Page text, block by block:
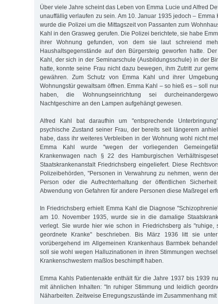
Über viele Jahre scheint das Leben von Emma Lucie und Alfred
unauffällig verlaufen zu sein. Am 10. Januar 1935 jedoch – Emma
wurde die Polizei um die Mittagszeit von Passanten zum
Kahl in den Grasweg gerufen. Die Polizei berichtete, sie habe
ihrer Wohnung gefunden, von dem sie laut schreiend
Haushaltsgegenstände auf den Bürgersteig geworfen hatte.
Kahl, der sich in der Seminarschule (Ausbildungsschule) in der
hatte, konnte seine Frau nicht dazu bewegen, ihm Zutritt zur
gewähren. Zum Schutz von Emma Kahl und ihrer
Wohnungstür gewaltsam öffnen. Emma Kahl – so hieß es – soll
haben, die Wohnungseinrichtung sei
Nachtgeschirre an den Lampen aufgehängt gewesen.
Alfred Kahl bat daraufhin um "entsprechende
psychische Zustand seiner Frau, der bereits seit längerem
habe, dass ihr weiteres Verbleiben in der Wohnung wohl nicht
Emma Kahl wurde "wegen der vorliegenden
Krankenwagen nach § 22 des Hamburgischen
Staatskrankenanstalt Friedrichsberg eingeliefert. Diese
Polizeibehörden, "Personen in Verwahrung zu nehmen, wenn
Person oder die Aufrechterhaltung der öffentlichen
Abwendung von Gefahren für andere Personen diese Maßregel
In Friedrichsberg erhielt Emma Kahl die Diagnose
am 10. November 1935, wurde sie in die damalige
verlegt. Sie wurde hier wie schon in Friedrichsberg als "ruhige,
geordnete Kranke" beschrieben. Bis März 1936 litt sie
vorübergehend im Allgemeinen Krankenhaus Barmbek
soll sie wohl wegen Halluzinationen in ihren Stimmungen
Krankenschwestern maßlos beschimpft haben.
Emma Kahls Patientenakte enthält für die Jahre 1937 bis 1939
mit ähnlichen Inhalten: "In ruhiger Stimmung und leidlich
Näharbeiten. Zeitweise Erregungszustände im Zusammenhang